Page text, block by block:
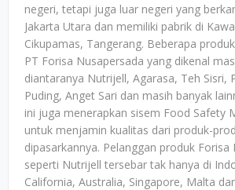
negeri, tetapi juga luar negeri yang
Jakarta Utara dan memiliki pabrik di
Cikupamas, Tangerang. Beberapa
PT Forisa Nusapersada yang dikenal
diantaranya Nutrijell, Agarasa, Teh Sisri,
Puding, Anget Sari dan masih banyak
ini juga menerapkan sisem Food Safety
untuk menjamin kualitas dari produk-
dipasarkannya. Pelanggan produk Forisa
seperti Nutrijell tersebar tak hanya di
California, Australia, Singapore, Malta